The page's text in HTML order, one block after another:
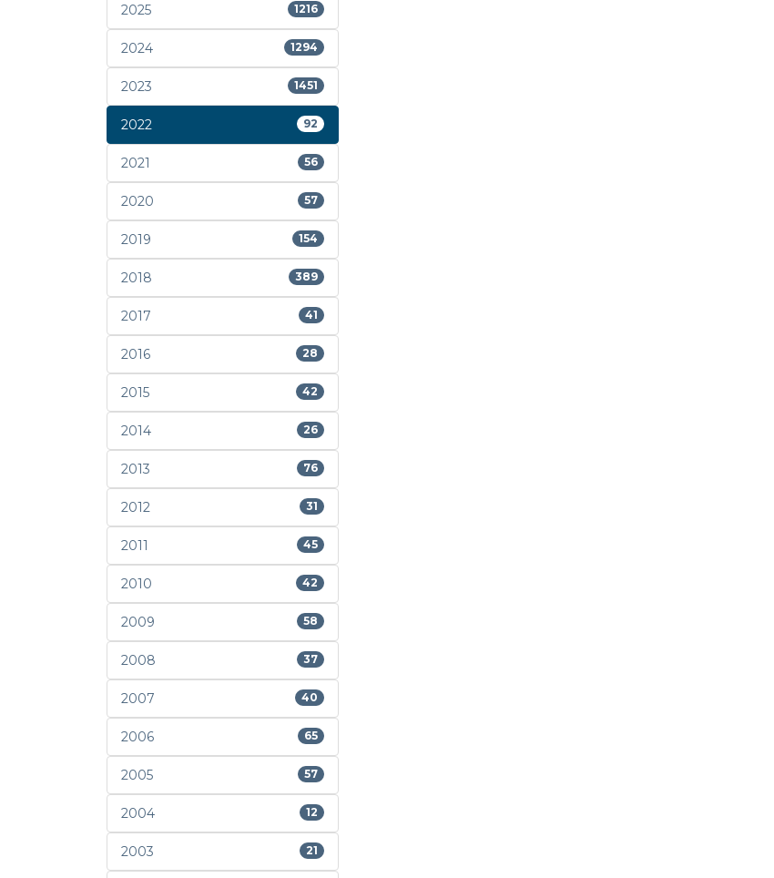
2025 1216
2024 1294
2023 1451
2022 92
2021 56
2020 57
2019 154
2018 389
2017 41
2016 28
2015 42
2014 26
2013 76
2012 31
2011 45
2010 42
2009 58
2008 37
2007 40
2006 65
2005 57
2004 12
2003 21